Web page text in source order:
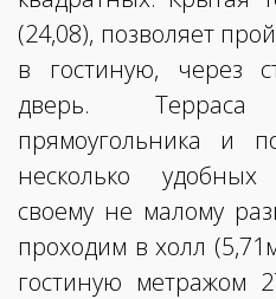
(24,08), позволяет
в гостиную, через
дверь.
прямоугольника и
несколько
своему не малому
проходим в холл
гостиную метражом